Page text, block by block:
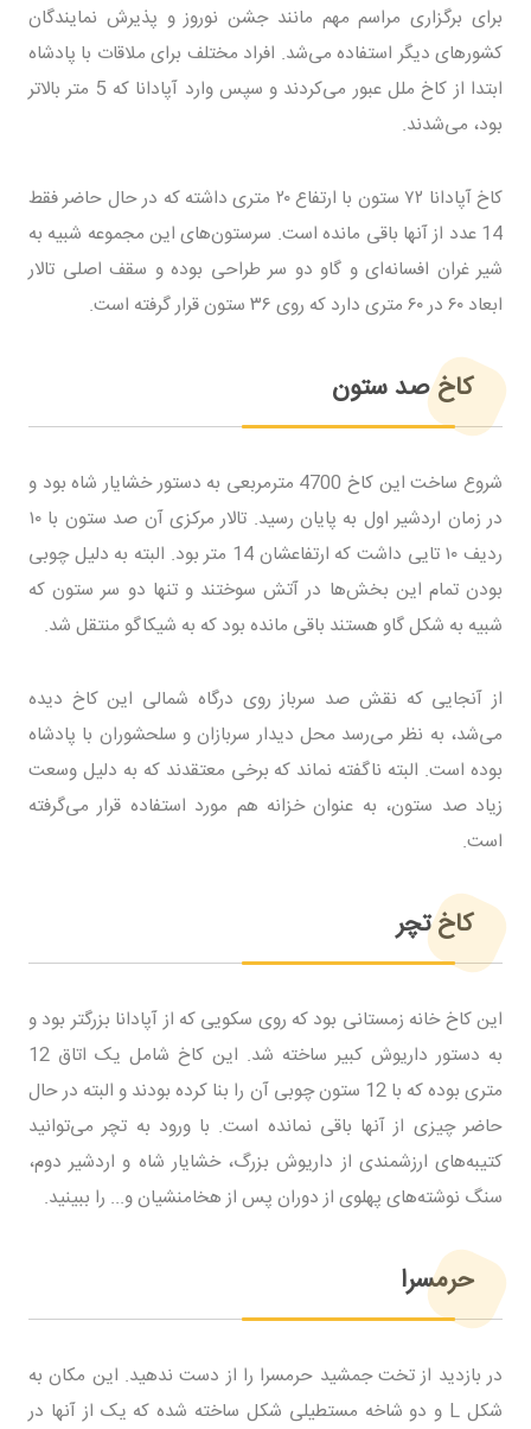
برای برگزاری مراسم مهم مانند جشن نوروز و پذیرش نمایندگان
کشورهای دیگر استفاده می‌شد. افراد مختلف برای ملاقات با پادشاه
ابتدا از کاخ ملل عبور می‌کردند و سپس وارد آپادانا که 5 متر بالاتر
بود، می‌شدند.
کاخ آپادانا ۷۲ ستون با ارتفاع ۲۰ متری داشته که در حال حاضر فقط
14 عدد از آنها باقی مانده است. سرستون‌های این مجموعه شبیه به
شیر غران افسانه‌ای و گاو دو سر طراحی بوده و سقف اصلی تالار
ابعاد ۶۰ در ۶۰ متری دارد که روی ۳۶ ستون قرار گرفته است.
کاخ صد ستون
شروع ساخت این کاخ 4700 مترمربعی به دستور خشایار شاه بود و
در زمان اردشیر اول به پایان رسید. تالار مرکزی آن صد ستون با ۱۰
ردیف ۱۰ تایی داشت که ارتفاعشان 14 متر بود. البته به دلیل چوبی
بودن تمام این بخش‌ها در آتش سوختند و تنها دو سر ستون که
شبیه به شکل گاو هستند باقی مانده بود که به شیکاگو منتقل شد.
از آنجایی که نقش‌ صد سرباز روی درگاه شمالی این کاخ دیده
می‌شد، به نظر می‌رسد محل دیدار سربازان و سلحشوران با پادشاه
بوده است. البته ناگفته نماند که برخی معتقدند که به دلیل وسعت
زیاد صد ستون، به‌ عنوان خزانه هم مورد استفاده قرار می‌گرفته
است.
کاخ تچر
این کاخ خانه زمستانی بود که روی سکویی که از آپادانا بزرگتر بود و
به دستور داریوش کبیر ساخته شد. این کاخ شامل یک اتاق 12
متری بوده که با 12 ستون چوبی آن را بنا کرده بودند و البته در حال
حاضر چیزی از آنها باقی نمانده است. با ورود به تچر می‌توانید
کتیبه‌های ارزشمندی از داریوش بزرگ، خشایار شاه و اردشیر دوم،
سنگ‌ نوشته‌های پهلوی از دوران پس از هخامنشیان و... را ببینید.
حرمسرا
در بازدید از تخت جمشید حرمسرا را از دست ندهید. این مکان به
شکل L و دو شاخه مستطیلی شکل ساخته شده که یک از آنها در